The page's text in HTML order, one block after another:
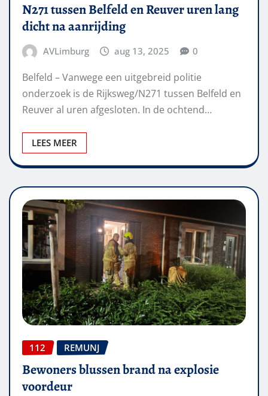
N271 tussen Belfeld en Reuver uren lang
dicht na aanrijding
AVLimburg aug 13, 2025 0
Belfeld – Vanwege een uitgebreid politie
onderzoek is de Rijksweg/N271 tussen Belfeld en
Reuver al uren afgesloten. In de ochtend…
LEES MEER
112 REMUNJ
Bewoners blussen brand na explosie
voordeur